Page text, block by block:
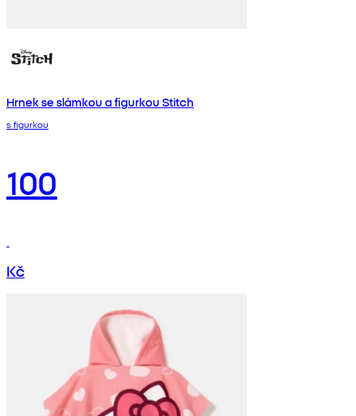
Hrnek se slámkou a figurkou Stitch
s figurkou
100
Kč